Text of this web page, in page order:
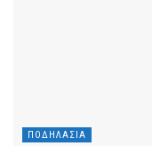
ΠΟΔΗΛΑΣΊΑ